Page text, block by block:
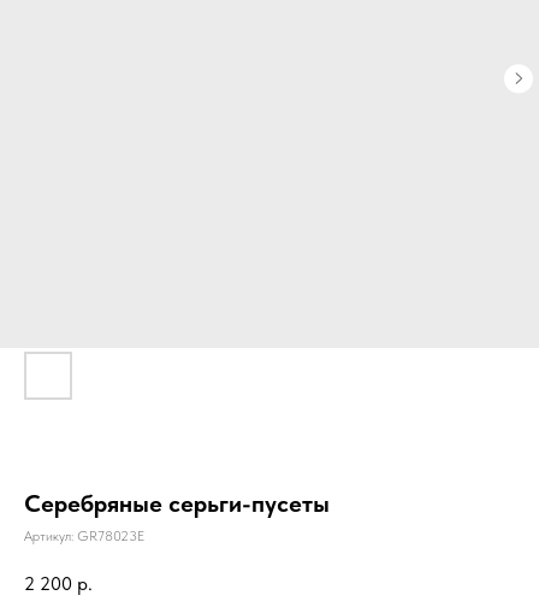
Серебряные серьги-пусеты
Артикул: GR78023E
2 200 р.